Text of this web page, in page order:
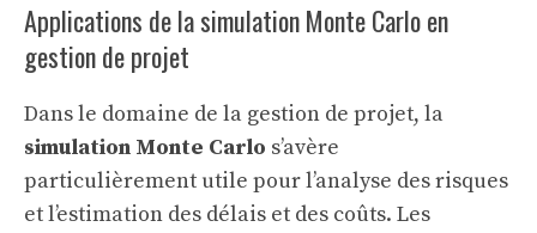
Applications de la simulation Monte Carlo en
gestion de projet
Dans le domaine de la gestion de projet, la
simulation Monte Carlo s’avère
particulièrement utile pour l’analyse des risques
et l’estimation des délais et des coûts. Les